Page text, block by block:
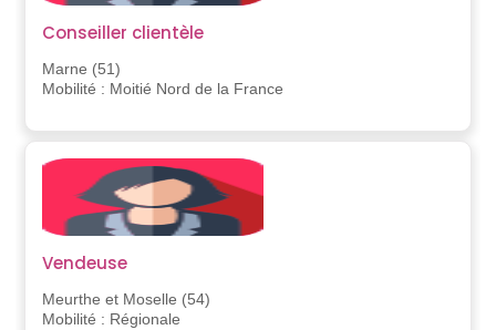
Conseiller clientèle
Marne (51)
Mobilité : Moitié Nord de la France
Vendeuse
Meurthe et Moselle (54)
Mobilité : Régionale